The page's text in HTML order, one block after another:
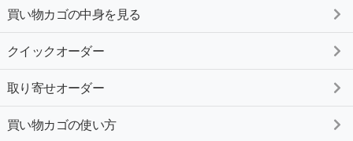
買い物カゴの中身を見る
クイックオーダー
取り寄せオーダー
買い物カゴの使い方